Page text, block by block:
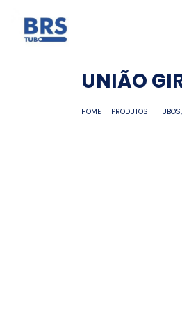
UNIÃO
HOME PRODUTOS